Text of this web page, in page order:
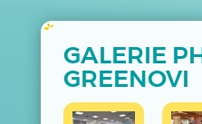
GALERIE
GREENOVI